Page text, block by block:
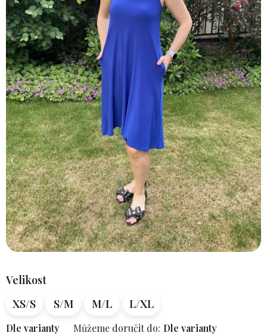
Velikost
XS/S
S/M M/L L/XL
Dle varianty Můžeme doručit do: Dle varianty